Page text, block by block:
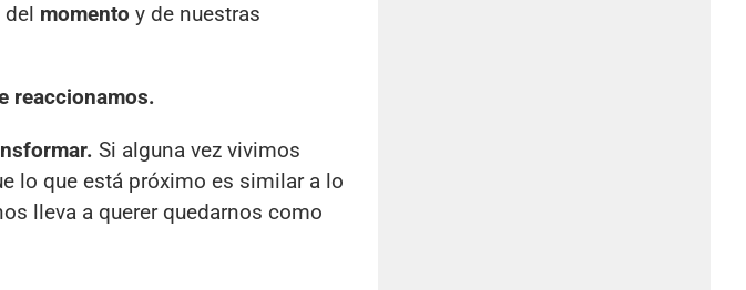
del momento y de nuestras
reaccionamos.
Si alguna vez vivimos
lo que está próximo es similar a lo
lleva a querer quedarnos como